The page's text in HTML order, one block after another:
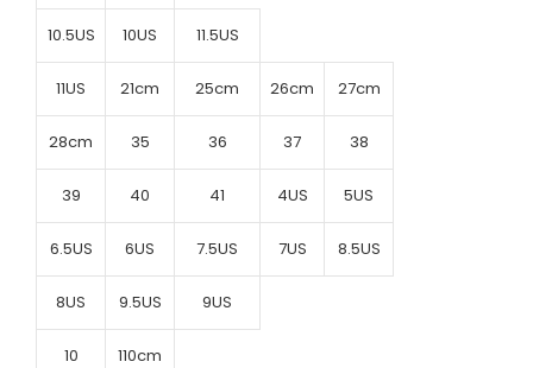
10.5US 10US 11.5US
11US 21cm 25cm 26cm 27cm
28cm 35 36 37 38
39 40 41 4US 5US
6.5US 6US 7.5US 7US 8.5US
8US 9.5US 9US
10 110cm